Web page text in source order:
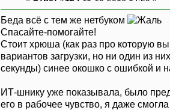
Беда всё с тем же нетбуком
Спасайте-помогайте!
Стоит хрюша (как раз про которую
вариантов загрузки, но ни один из
секунды) синее окошко с ошибкой и
ИТ-шнику уже показывала, было
его в рабочее чувство, я даже